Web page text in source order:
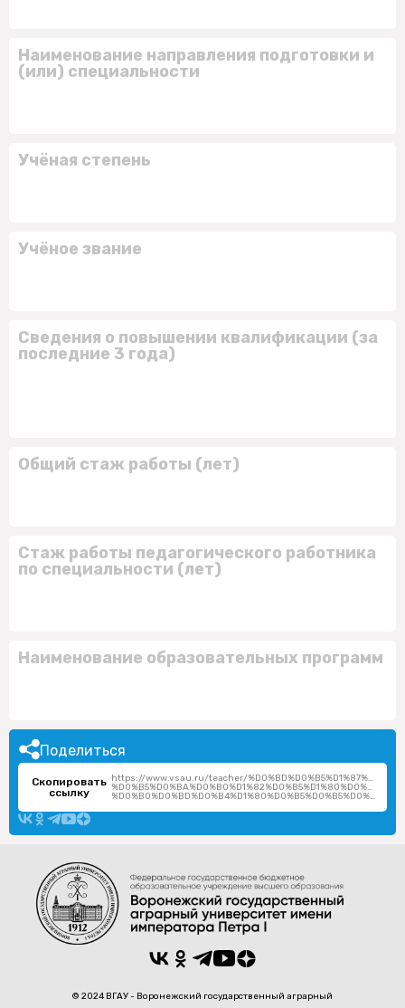
Наименование направления подготовки и
(или) специальности
Учёная степень
Учёное звание
Сведения о повышении квалификации (за
последние 3 года)
Общий стаж работы (лет)
Стаж работы педагогического работника
по специальности (лет)
Наименование образовательных программ
Поделиться
Скопировать
ссылку
https://www.vsau.ru/teacher/
%D0%B0%D0%BD%D0%B4%D1%80%D0%B5%D0%B5%D0%B2%D0%BD%D0%B0/
© 2024 ВГАУ - Воронежский государственный аграрный